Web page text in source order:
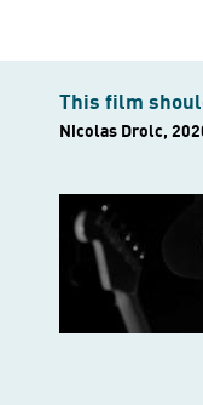
This film
Nicolas Drolc,